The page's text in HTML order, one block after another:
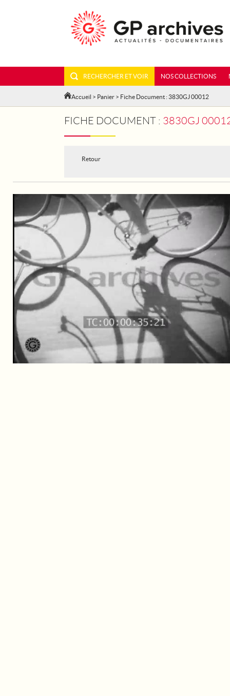
RECHERCHER ET VOIR NOS COLLECTIONS
Accueil > Panier > Fiche Document : 3830GJ 00012
FICHE DOCUMENT : 3830GJ 00012 - LES "
Retour